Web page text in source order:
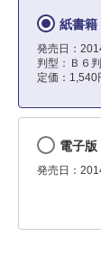
紙書籍
発売日：
判型：Ｂ６
定価：1,540
電子
発売日：